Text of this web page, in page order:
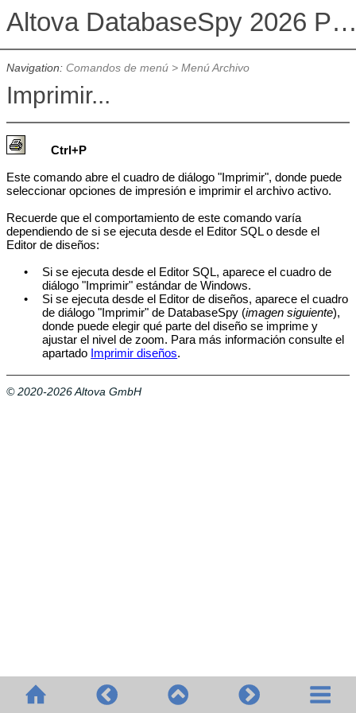
Altova DatabaseSpy 2026
Navigation: Comandos de menú> Menú Archivo
Imprimir...
Ctrl+P
Este comando abre el cuadro de diálogo "Imprimir", donde puede
seleccionar opciones de impresión e imprimir el archivo activo.
Recuerde que el comportamiento de este comando varía
dependiendo de si se ejecuta desde el Editor SQL o desde el
Editor de diseños:
•
Si se ejecuta desde el Editor SQL, aparece el cuadro de
diálogo "Imprimir" estándar de Windows.
•
Si se ejecuta desde el Editor de diseños, aparece el cuadro
de diálogo "Imprimir" de DatabaseSpy (imagen siguiente),
donde puede elegir qué parte del diseño se imprime y
ajustar el nivel de zoom. Para más información consulte el
apartado Imprimir diseños.
© 2020-2026 Altova GmbH